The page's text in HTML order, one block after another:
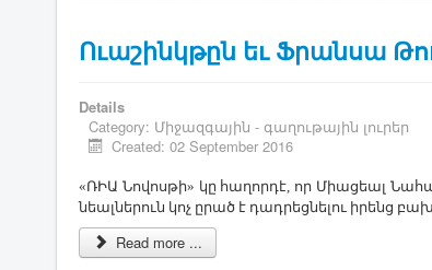
Ուաշինկթըն եւ Ֆրանսա
Details
Category: Միջազգային - գաղութային լուրեր
Created: 02 September 2016
«ՌԻԱ ­Նո­վոս­թի» կը հա­ղոր­դէ, որ ­Միա­ցեալ
նեալ­նե­րուն կոչ ը­րած է դադ­րեց­նե­լու ի­րենց
Read more ...